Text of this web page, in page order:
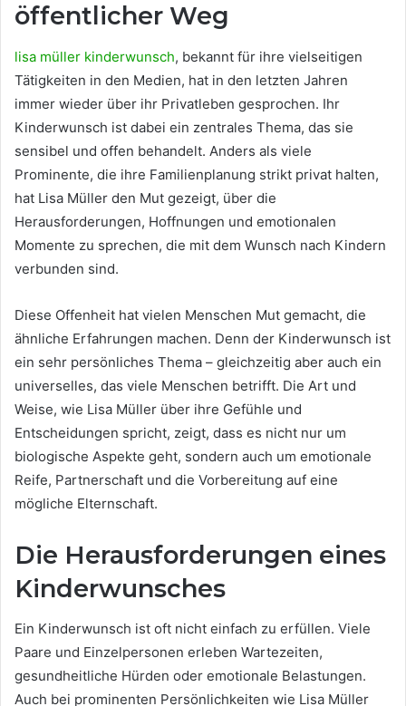
öffentlicher Weg
lisa müller kinderwunsch, bekannt für ihre vielseitigen
Tätigkeiten in den Medien, hat in den letzten Jahren
immer wieder über ihr Privatleben gesprochen. Ihr
Kinderwunsch ist dabei ein zentrales Thema, das sie
sensibel und offen behandelt. Anders als viele
Prominente, die ihre Familienplanung strikt privat halten,
hat Lisa Müller den Mut gezeigt, über die
Herausforderungen, Hoffnungen und emotionalen
Momente zu sprechen, die mit dem Wunsch nach Kindern
verbunden sind.
Diese Offenheit hat vielen Menschen Mut gemacht, die
ähnliche Erfahrungen machen. Denn der Kinderwunsch ist
ein sehr persönliches Thema – gleichzeitig aber auch ein
universelles, das viele Menschen betrifft. Die Art und
Weise, wie Lisa Müller über ihre Gefühle und
Entscheidungen spricht, zeigt, dass es nicht nur um
biologische Aspekte geht, sondern auch um emotionale
Reife, Partnerschaft und die Vorbereitung auf eine
mögliche Elternschaft.
Die Herausforderungen eines
Kinderwunsches
Ein Kinderwunsch ist oft nicht einfach zu erfüllen. Viele
Paare und Einzelpersonen erleben Wartezeiten,
gesundheitliche Hürden oder emotionale Belastungen.
Auch bei prominenten Persönlichkeiten wie Lisa Müller